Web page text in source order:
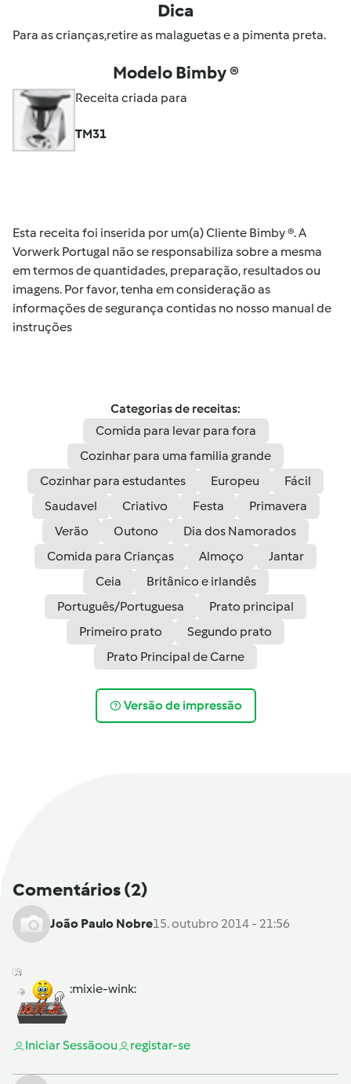
Dica
Para as crianças,retire as malaguetas e a pimenta preta.
Modelo Bimby ®
Receita criada para
TM31
Esta receita foi inserida por um(a) Cliente Bimby ®. A
Vorwerk Portugal não se responsabiliza sobre a mesma
em termos de quantidades, preparação, resultados ou
imagens. Por favor, tenha em consideração as
informações de segurança contidas no nosso manual de
instruções
Categorias de receitas:
Comida para levar para fora
Cozinhar para uma familia grande
Cozinhar para estudantes
Europeu
Fácil
Saudavel
Criativo Festa
Primavera
Verão
Outono
Dia dos Namorados
Comida para Crianças
Almoço
Jantar
Ceia
Britânico e irlandês
Português/Portuguesa
Prato principal
Primeiro prato
Segundo prato
Prato Principal de Carne
Versão de impressão
Comentários(2)
João Paulo Nobre15. outubro 2014 - 21:56
:mixie-wink:
Iniciar Sessãoou registar-se